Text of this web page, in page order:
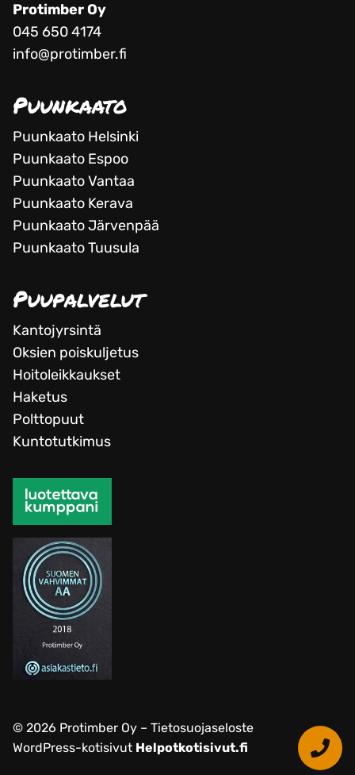
Protimber Oy
045 650 4174
info@protimber.fi
Puunkaato
Puunkaato Helsinki
Puunkaato Espoo
Puunkaato Vantaa
Puunkaato Kerava
Puunkaato Järvenpää
Puunkaato Tuusula
Puupalvelut
Kantojyrsintä
Oksien poiskuljetus
Hoitoleikkaukset
Haketus
Polttopuut
Kuntotutkimus
© 2026 Protimber Oy – Tietosuojaseloste
WordPress-kotisivut Helpotkotisivut.fi